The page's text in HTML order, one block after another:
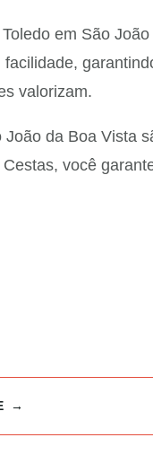
em São
valorizam.
da Boa Vista
você
→